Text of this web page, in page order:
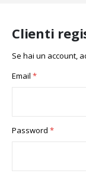
Clienti
Se hai un account,
Email
Password